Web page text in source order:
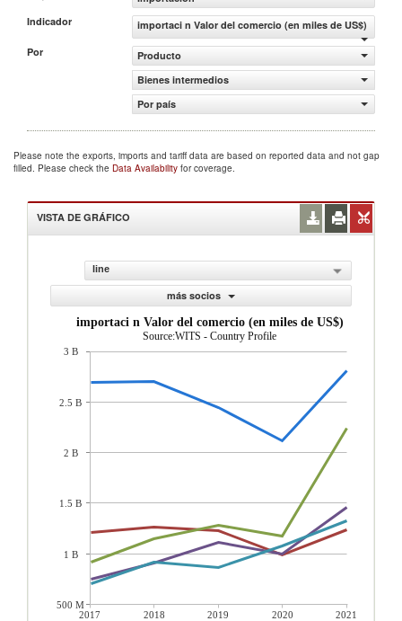
Indicador
importaci n Valor del comercio (en miles de US$)
Por
Producto
Bienes intermedios
Por país
Please note the exports, imports and tariff data are based on reported data and not gap
filled. Please check the Data Availability for coverage.
VISTA DE GRÁFICO
line
más socios
importaci n Valor del comercio (en miles de US$)
Source:WITS - Country Profile
2017 2018 2019 2020
2021
3 B
2.5 B
2 B
1.5 B
1 B
500 M